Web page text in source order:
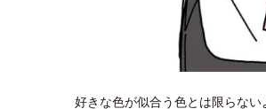
好きな色が似合う色とは限らな